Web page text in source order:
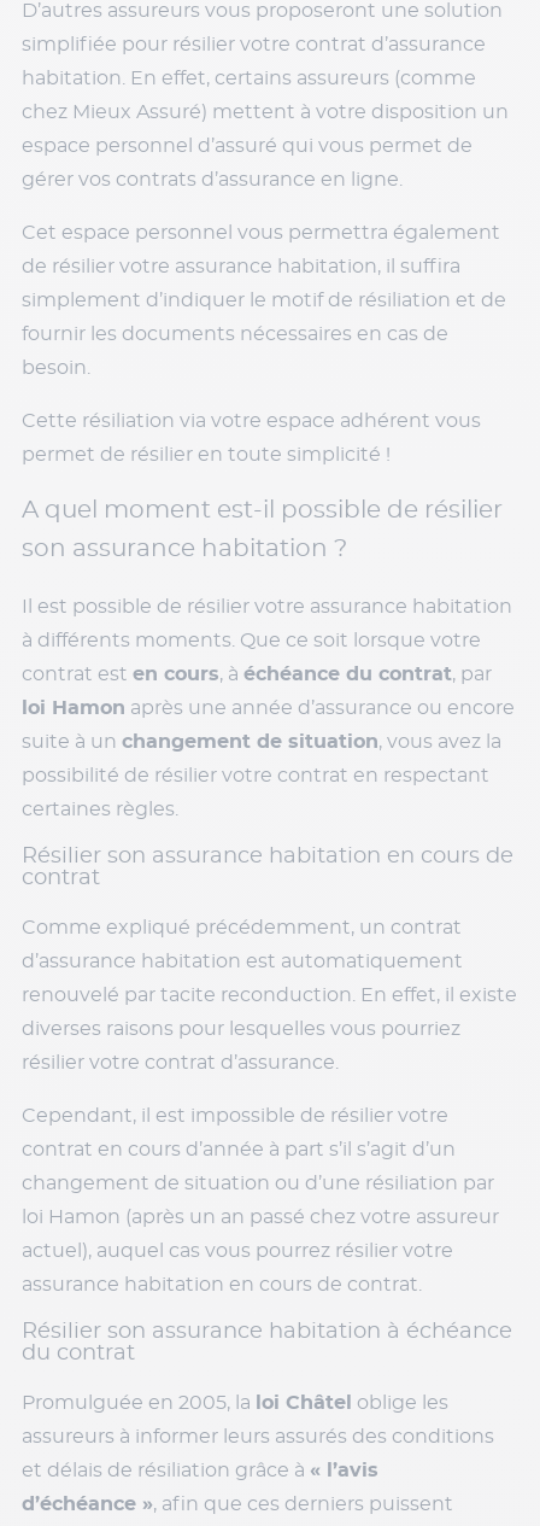
D’autres assureurs vous proposeront une solution
simplifiée pour résilier votre contrat d’assurance
habitation. En effet, certains assureurs (comme
chez Mieux Assuré) mettent à votre disposition un
espace personnel d’assuré qui vous permet de
gérer vos contrats d’assurance en ligne.
Cet espace personnel vous permettra également
de résilier votre assurance habitation, il suffira
simplement d’indiquer le motif de résiliation et de
fournir les documents nécessaires en cas de
besoin.
Cette résiliation via votre espace adhérent vous
permet de résilier en toute simplicité !
A quel moment est-il possible de résilier
son assurance habitation ?
Il est possible de résilier votre assurance habitation
à différents moments. Que ce soit lorsque votre
contrat est en cours, à échéance du contrat, par
loi Hamon après une année d’assurance ou encore
suite à un changement de situation, vous avez la
possibilité de résilier votre contrat en respectant
certaines règles.
Résilier son assurance habitation en cours de
contrat
Comme expliqué précédemment, un contrat
d’assurance habitation est automatiquement
renouvelé par tacite reconduction. En effet, il existe
diverses raisons pour lesquelles vous pourriez
résilier votre contrat d’assurance.
Cependant, il est impossible de résilier votre
contrat en cours d’année à part s’il s’agit d’un
changement de situation ou d’une résiliation par
loi Hamon (après un an passé chez votre assureur
actuel), auquel cas vous pourrez résilier votre
assurance habitation en cours de contrat.
Résilier son assurance habitation à échéance
du contrat
Promulguée en 2005, la loi Châtel
oblige les
assureurs à informer leurs assurés des conditions
et délais de résiliation grâce à « l’avis
d’échéance », afin que ces derniers puissent